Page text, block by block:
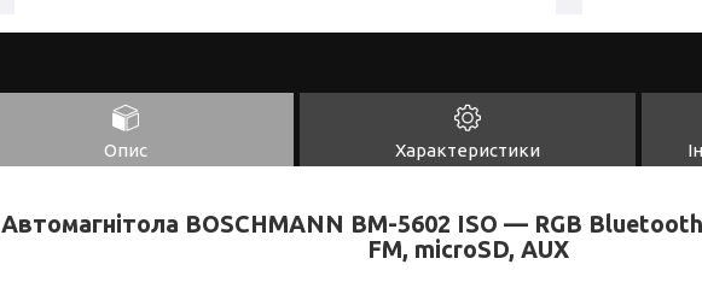
Опис Характеристики
Автомагнітола BOSCHMANN BM-5602 ISO — RGB
FM, microSD, AUX